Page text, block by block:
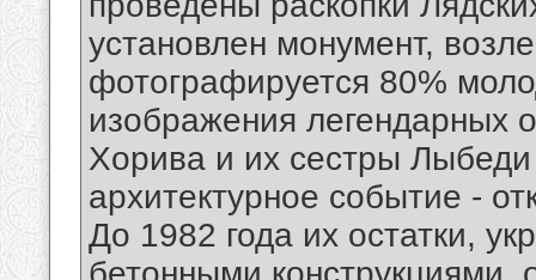
установлен монумент,
фотографируется 80%
изображения легендарных
Хорива и их сестры
архитектурное событие -
До 1982 года их остатки,